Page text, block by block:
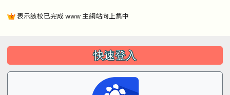
表示該校已完成 www 主網站向上集中
左邊區域內容 快速登入